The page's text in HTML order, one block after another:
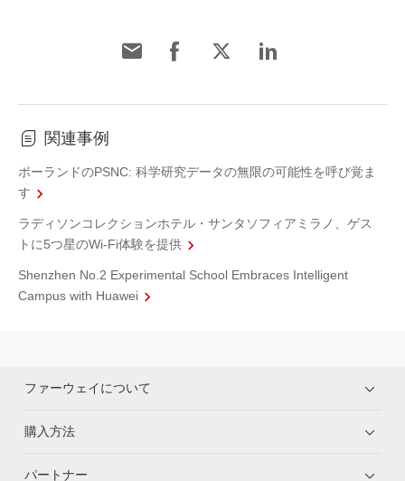
関連事例
ポーランドのPSNC: 科学研究データの無限の可能性を呼び覚ま
す
ラディソンコレクションホテル・サンタソフィアミラノ、ゲス
トに5つ星のWi-Fi体験を提供
Shenzhen No.2 Experimental School Embraces Intelligent
Campus with Huawei
ファーウェイについて
購入方法
パートナー